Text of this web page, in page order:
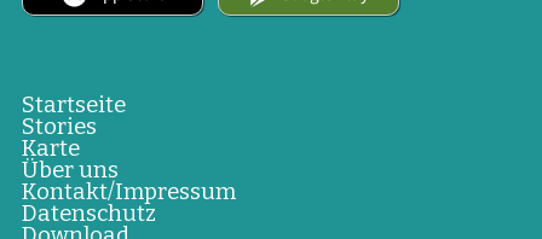
Startseite
Stories
Karte
Über uns
Kontakt/Impressum
Datenschutz